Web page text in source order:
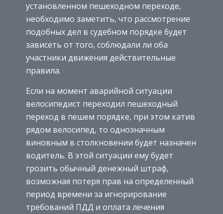
установленном пешеходном переходе,
необходимо заметить, что рассмотрение
подобных дел в судебном порядке будет
зависеть от того, соблюдали ли оба
участники движения действительные
правила.
Если на момент аварийной ситуации
велосипедист переходил пешеходный
переход в пешем порядке, при этом катив
рядом велосипед, то однозначным
виновным в столкновении будет назначен
водитель. В этой ситуации ему будет
грозить обычный денежный штраф,
возможная потеря прав на определенный
период времени за игнорирование
требований ПДД и оплата лечения